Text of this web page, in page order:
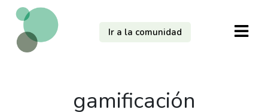
Ir a la comunidad
gamificación